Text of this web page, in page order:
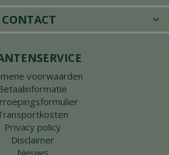
CONTACT
voorwaarden
Privacy policy
Disclaimer
Nieuws